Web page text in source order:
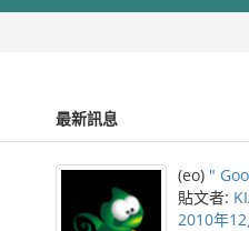
最新訊息
(eo) "
貼文者:
2010年